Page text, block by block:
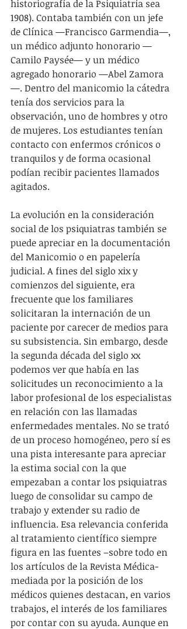
historiografía de la Psiquiatría sea
1908). Contaba también con un jefe
de Clínica —Francisco Garmendia—,
un médico adjunto honorario —
Camilo Paysée— y un médico
agregado honorario —Abel Zamora
—. Dentro del manicomio la cátedra
tenía dos servicios para la
observación, uno de hombres y otro
de mujeres. Los estudiantes tenían
contacto con enfermos crónicos o
tranquilos y de forma ocasional
podían recibir pacientes llamados
agitados.
La evolución en la consideración
social de los psiquiatras también se
puede apreciar en la documentación
del Manicomio o en papelería
judicial. A fines del siglo xix y
comienzos del siguiente, era
frecuente que los familiares
solicitaran la internación de un
paciente por carecer de medios para
su subsistencia. Sin embargo, desde
la segunda década del siglo xx
podemos ver que había en las
solicitudes un reconocimiento a la
labor profesional de los especialistas
en relación con las llamadas
enfermedades mentales. No se trató
de un proceso homogéneo, pero sí es
una pista interesante para apreciar
la estima social con la que
empezaban a contar los psiquiatras
luego de consolidar su campo de
trabajo y extender su radio de
influencia. Esa relevancia conferida
al tratamiento científico siempre
figura en las fuentes –sobre todo en
los artículos de la Revista Médica-
mediada por la posición de los
médicos quienes destacan, en varios
trabajos, el interés de los familiares
por contar con su ayuda. Aunque en